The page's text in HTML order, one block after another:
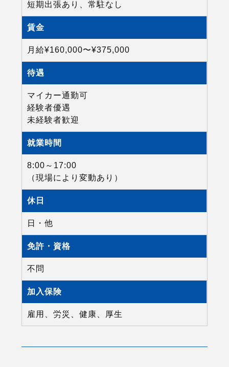
短期出張あり、常駐なし
賃金
月給¥160,000〜¥375,000
待遇
マイカー通勤可
経験者優遇
未経験者歓迎
就業時間
8:00～17:00
（現場により変動あり）
休日
日・他
免許・資格
不問
加入保険
雇用、労災、健康、厚生